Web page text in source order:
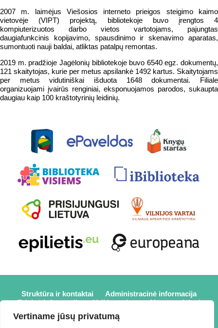
Vertiname jūsų privatumą
2007 m. laimėjus Viešosios interneto prieigos steigimo kaimo
vietovėje (VIPT) projektą, bibliotekoje buvo įrengtos 4
kompiuterizuotos darbo vietos vartotojams, pajungtas
daugiafunkcinis kopijavimo, spausdinimo ir skenavimo aparatas,
sumontuoti nauji baldai, atliktas patalpų remontas.
2019 m. pradžioje Jagėlonių bibliotekoje buvo 6540 egz. dokumentų,
121 skaitytojas, kurie per metus apsilankė 1492 kartus. Skaitytojams
per metus vidutiniškai išduota 1648 dokumentai. Filiale
organizuojami įvairūs renginiai, eksponuojamos parodos, sukaupta
daugiau kaip 100 kraštotyrinių leidinių.
Struktūra ir kontaktai
Administracinė informacija
Teisinė informacija
Veiklos sritys
Mūsų projektai
Karjera
Partneriai
Prisijungti